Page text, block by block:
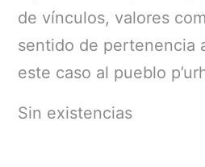
de vínculos, valores
sentido de pertenencia
este caso al pueblo
Sin existencias